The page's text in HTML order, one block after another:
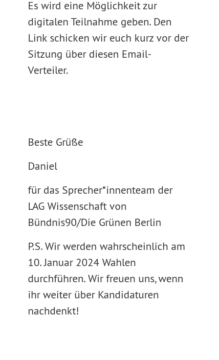
Es wird eine Möglichkeit zur
digitalen Teilnahme geben. Den
Link schicken wir euch kurz vor der
Sitzung über diesen Email-
Verteiler.
Beste Grüße
Daniel
für das Sprecher*innenteam der
LAG Wissenschaft von
Bündnis90/Die Grünen Berlin
P.S. Wir werden wahrscheinlich am
10. Januar 2024 Wahlen
durchführen. Wir freuen uns, wenn
ihr weiter über Kandidaturen
nachdenkt!